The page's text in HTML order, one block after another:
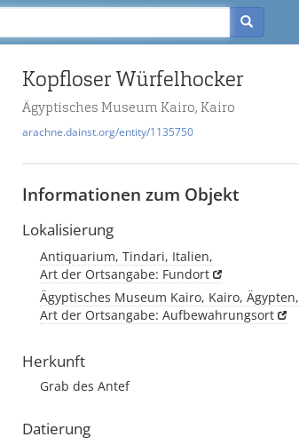
Kopfloser Würfelhocker
Ägyptisches Museum Kairo, Kairo
arachne.dainst.org/entity/1135750
Informationen zum Objekt
Lokalisierung
Antiquarium, Tindari, Italien,
Art der Ortsangabe: Fundort
Ägyptisches Museum Kairo, Kairo, Ägypten,
Art der Ortsangabe: Aufbewahrungsort
Herkunft
Grab des Antef
Datierung